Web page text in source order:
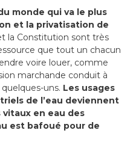
monde qui va le plus
et la privatisation de
la Constitution sont très
que tout un chacun
voire louer, comme
marchande conduit à
uns. Les usages
de l’eau deviennent
en eau des
est bafoué pour de